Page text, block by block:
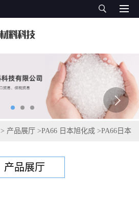
> 产品展厅 >PA66 日本旭化成 >PA66日本
产品展厅